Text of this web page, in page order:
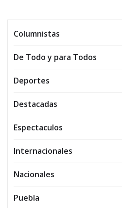
Columnistas
De Todo y para Todos
Deportes
Destacadas
Espectaculos
Internacionales
Nacionales
Puebla